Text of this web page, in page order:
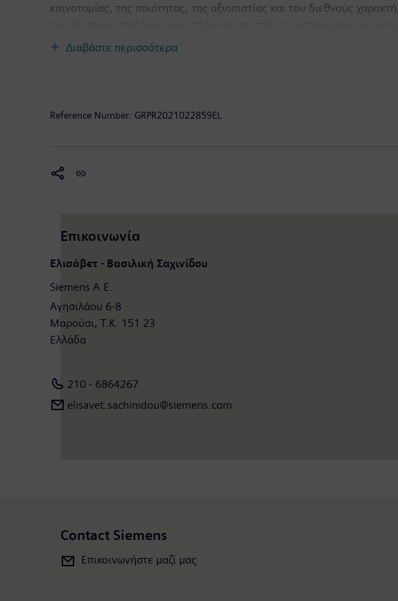
καινοτομίας, της ποιότητας, της αξιοπιστίας και του διεθνούς
βιομηχανικής παραγωγής. Μέσω των ξεχωριστά διαχειριζόμενων
κορυφαίου προμηθευτή λύσεων smart mobility (έξυπνων
Διαβάστε περισσότερα
Reference Number: GRPR2021022859EL
Επικοινωνία
Ελισάβετ - Βασιλική Σαχινίδου
Siemens A.Ε.
Αγησιλάου 6-8
Μαρούσι, Τ.Κ. 151 23
Ελλάδα
210 - 6864267
elisavet.sachinidou@siemens.com
Contact Siemens
Επικοινωνήστε μαζί μας